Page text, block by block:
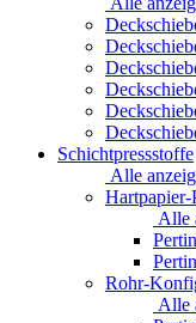
Schichtpressstoffe
Alle
Hartpapier-
Alle
Rohr-
Alle